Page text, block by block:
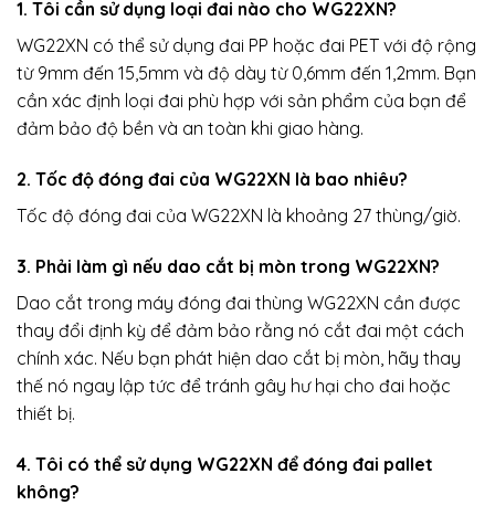
1. Tôi cần sử dụng loại đai nào cho WG22XN?
WG22XN có thể sử dụng đai PP hoặc đai PET với độ rộng
từ 9mm đến 15,5mm và độ dày từ 0,6mm đến 1,2mm. Bạn
cần xác định loại đai phù hợp với sản phẩm của bạn để
đảm bảo độ bền và an toàn khi giao hàng.
2. Tốc độ đóng đai của WG22XN là bao nhiêu?
Tốc độ đóng đai của WG22XN là khoảng 27 thùng/giờ.
3. Phải làm gì nếu dao cắt bị mòn trong WG22XN?
Dao cắt trong máy đóng đai thùng WG22XN cần được
thay đổi định kỳ để đảm bảo rằng nó cắt đai một cách
chính xác. Nếu bạn phát hiện dao cắt bị mòn, hãy thay
thế nó ngay lập tức để tránh gây hư hại cho đai hoặc
thiết bị.
4. Tôi có thể sử dụng WG22XN để đóng đai pallet
không?